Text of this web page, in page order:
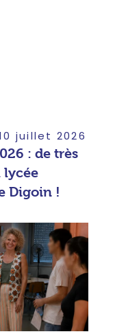
juillet 2026
: de très
lycée
Digoin !